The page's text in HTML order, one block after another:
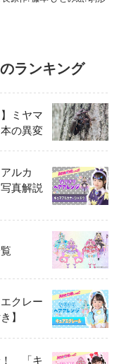
ランキング
ミヤマ
の異変
ルカ
真解説
クレー
】
！ 「キ